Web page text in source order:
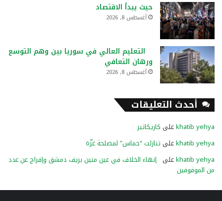
حيث يبدأ الاقتصاد
أغسطس 8, 2026
التعليم العالي في سوريا بين وهم التوسع
ورهان التعافي
أغسطس 8, 2026
أحدث التعليقات
khatib yehyaعلى كاريكاتير
khatib yehyaعلى تنازلت “حماس” لمصلحة غزّة
khatib yehyaعلى إنهاء الخلاف في عين منين بريف دمشق وإفراج عن عدد
من الموقوفين